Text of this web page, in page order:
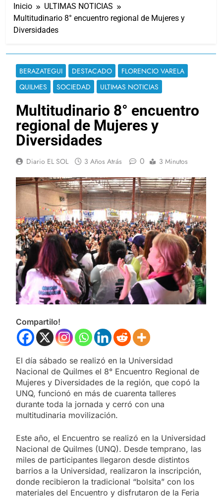
Inicio
ULTIMAS NOTICIAS
Multitudinario 8° encuentro regional de Mujeres y
Diversidades
BERAZATEGUI DESTACADO
FLORENCIO VARELA
QUILMES
SOCIEDAD ULTIMAS NOTICIAS
Multitudinario 8° encuentro
regional de Mujeres y
Diversidades
Diario EL SOL 3 Años Atrás 0 3 Minutos
Compartilo!
El día sábado se realizó en la Universidad
Nacional de Quilmes el 8° Encuentro Regional de
Mujeres y Diversidades de la región, que copó la
UNQ, funcionó en más de cuarenta talleres
durante toda la jornada y cerró con una
multitudinaria movilización.
Este año, el Encuentro se realizó en la Universidad
Nacional de Quilmes (UNQ). Desde temprano, las
miles de participantes llegaron desde distintos
barrios a la Universidad, realizaron la inscripción,
donde recibieron la tradicional “bolsita” con los
materiales del Encuentro y disfrutaron de la Feria